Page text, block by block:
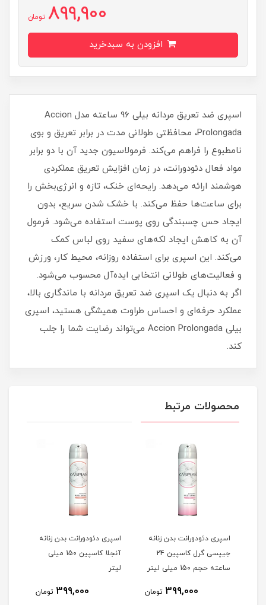
899,900 تومان
اسپری ضد تعریق مردانه بیلی 96 ساعته مدل Accion
Prolongada، محافظتی طولانی‌ مدت در برابر تعریق و بوی
نامطبوع را فراهم می‌کند. فرمولاسیون جدید آن با دو برابر
مواد فعال دئودورانت، در زمان افزایش تعریق عملکردی
هوشمند ارائه می‌دهد. رایحه‌ای خنک، تازه و انرژی‌بخش را
برای ساعت‌ها حفظ می‌کند. با خشک شدن سریع، بدون
ایجاد حس چسبندگی روی پوست استفاده می‌شود. فرمول
آن به کاهش ایجاد لکه‌های سفید روی لباس کمک
می‌کند. این اسپری برای استفاده روزانه، محیط کار، ورزش
و فعالیت‌های طولانی انتخابی ایده‌آل محسوب می‌شود.
اگر به دنبال یک اسپری ضد تعریق مردانه با ماندگاری بالا،
عملکرد حرفه‌ای و احساس طراوت همیشگی هستید، اسپری
بیلی Accion Prolongada می‌تواند رضایت شما را جلب
کند.
محصولات مرتبط
اسپری دئودورانت بدن زنانه
جیپسی گرل کاسپین 24
ساعته حجم 150 میلی لیتر
399,000 تومان
اسپری دئودورانت بدن زنانه
آنجلا کاسپین 150 میلی
لیتر
399,000 تومان